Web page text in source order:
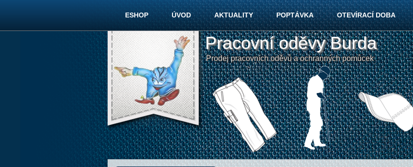
ESHOP ÚVOD AKTUALITY POPTÁVKA OTEVÍRACÍ DOBA
Pracovní oděvy Burda
Prodej pracovních oděvů a ochranných pomůcek